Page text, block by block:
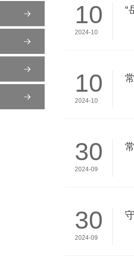
10
2024-10
“
10
2024-10
30
2024-09
30
2024-09